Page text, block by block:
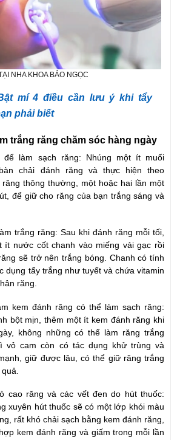
NHA KHOA BẢO NGỌC
mí 4 điều cần lưu ý khi tẩy
phải biết
trắng răng chăm sóc hàng ngày
để làm sạch răng: Nhúng một ít muối
chải đánh răng và thực hiện theo
thông thường, một hoặc hai lần một
để giữ cho răng của bạn trắng sáng và
trắng răng: Sau khi đánh răng mỗi tối,
ít nước cốt chanh vào miếng vải gạc rồi
sẽ trở nên trắng bóng. Chanh có tính
dụng tẩy trắng như tuyết và chứa vitamin
răng.
kem đánh răng có thể làm sạch răng:
bột mịn, thêm một ít kem đánh răng khi
không những có thể làm răng trắng
vỏ cam còn có tác dụng khử trùng và
giữ được lâu, có thể giữ răng trắng
cao răng và các vết đen do hút thuốc:
xuyên hút thuốc sẽ có một lớp khói màu
rất khó chải sạch bằng kem đánh răng,
kem đánh răng và giấm trong mỗi lần